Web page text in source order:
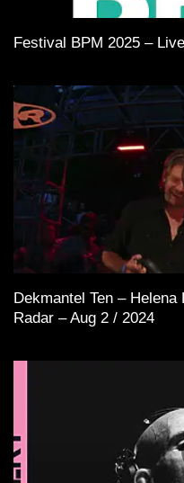
Festival BPM 2025 –
Dekmantel Ten –
Radar – Aug 2 / 2024